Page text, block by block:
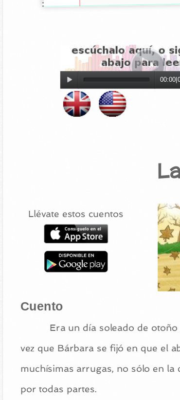
00:00|
Llévate estos cuentos
Cuento
Era un día soleado de
vez que Bárbara se fijó en que el
muchísimas arrugas, no sólo en la
por todas partes.